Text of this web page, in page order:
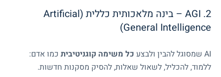
2. AGI – בינה מלאכותית כללית (Artificial
General Intelligence)
AI שמסוגל להבין ולבצע כל משימה קוגניטיבית כמו אדם:
ללמוד, להכליל, לשאול שאלות, להסיק מסקנות חדשות.